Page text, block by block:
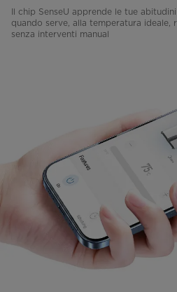
Il chip SenseU apprende le tue
quando serve, alla temperatura ideale,
senza interventi manual